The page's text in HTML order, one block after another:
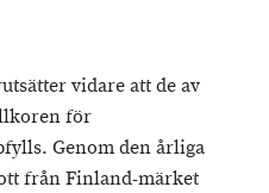
vidare att de av
för
Genom den årliga
från Finland-märket